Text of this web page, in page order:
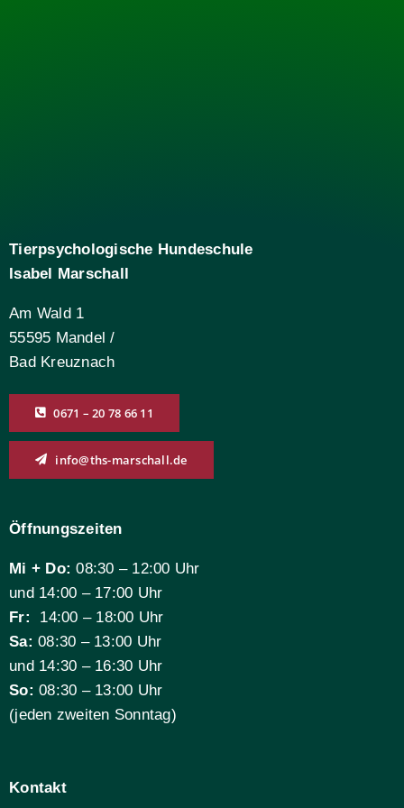
Tierpsychologische Hundeschule
Isabel Marschall
Am Wald 1
55595 Mandel /
Bad Kreuznach
0671 – 20 78 66 11
info@ths-marschall.de
Öffnungszeiten
Mi + Do: 08:30 – 12:00 Uhr
und 14:00 – 17:00 Uhr
Fr:
14:00 – 18:00 Uhr
Sa: 08:30 – 13:00 Uhr
und 14:30 – 16:30 Uhr
So: 08:30 – 13:00 Uhr
(jeden zweiten Sonntag)
Kontakt